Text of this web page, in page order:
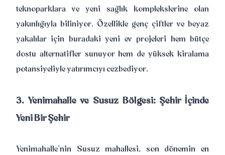
teknoparklara ve yeni sağlık komplekslerine olan
yakınlığıyla biliniyor. Özellikle genç çiftler ve beyaz
yakalılar için buradaki yeni ev projeleri hem bütçe
dostu alternatifler sunuyor hem de yüksek kiralama
potansiyeliyle yatırımcıyı cezbediyor.
3. Yenimahalle ve Susuz Bölgesi: Şehir İçinde
Yeni Bir Şehir
Yenimahalle’nin Susuz mahallesi, son dönemin en